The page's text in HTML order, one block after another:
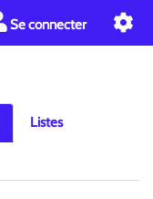
Se connecter
Listes